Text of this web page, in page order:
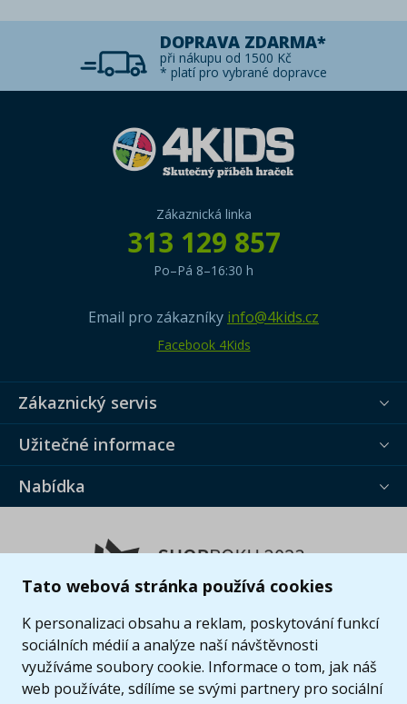
Tato webová stránka používá cookies
K personalizaci obsahu a reklam, poskytování funkcí
sociálních médií a analýze naší návštěvnosti
využíváme soubory cookie. Informace o tom, jak náš
web používáte, sdílíme se svými partnery pro sociální
DOPRAVA ZDARMA*
při nákupu od 1500 Kč
* platí pro vybrané dopravce
Zákaznická linka
313 129 857
Po–Pá 8–16:30 h
Email pro zákazníky info@4kids.cz
Facebook 4Kids
Zákaznický servis
Užitečné informace
Nabídka